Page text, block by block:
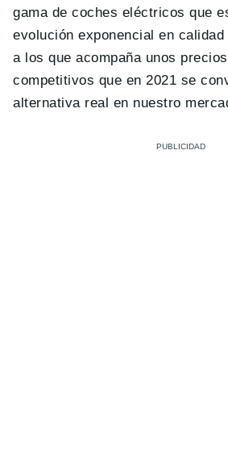
gama de coches eléctricos que
evolución exponencial en
a los que acompaña unos
competitivos que en 2021 se
alternativa real en nuestro